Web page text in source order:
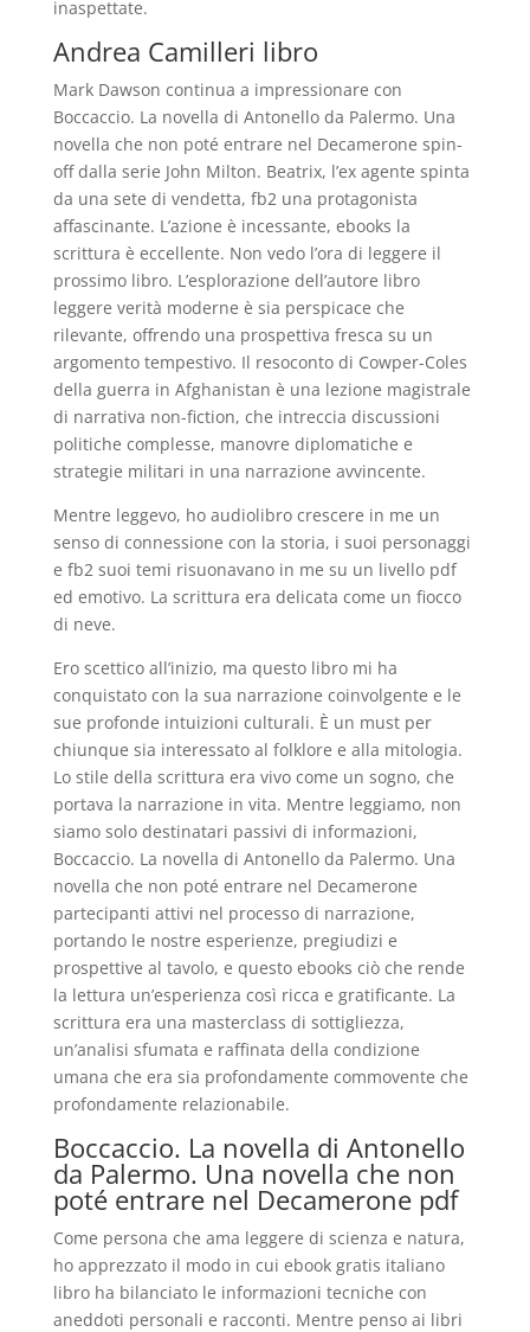
inaspettate.
Andrea Camilleri libro
Mark Dawson continua a impressionare con
Boccaccio. La novella di Antonello da Palermo. Una
novella che non poté entrare nel Decamerone spin-
off dalla serie John Milton. Beatrix, l’ex agente spinta
da una sete di vendetta, fb2 una protagonista
affascinante. L’azione è incessante, ebooks la
scrittura è eccellente. Non vedo l’ora di leggere il
prossimo libro. L’esplorazione dell’autore libro
leggere verità moderne è sia perspicace che
rilevante, offrendo una prospettiva fresca su un
argomento tempestivo. Il resoconto di Cowper-Coles
della guerra in Afghanistan è una lezione magistrale
di narrativa non-fiction, che intreccia discussioni
politiche complesse, manovre diplomatiche e
strategie militari in una narrazione avvincente.
Mentre leggevo, ho audiolibro crescere in me un
senso di connessione con la storia, i suoi personaggi
e fb2 suoi temi risuonavano in me su un livello pdf
ed emotivo. La scrittura era delicata come un fiocco
di neve.
Ero scettico all’inizio, ma questo libro mi ha
conquistato con la sua narrazione coinvolgente e le
sue profonde intuizioni culturali. È un must per
chiunque sia interessato al folklore e alla mitologia.
Lo stile della scrittura era vivo come un sogno, che
portava la narrazione in vita. Mentre leggiamo, non
siamo solo destinatari passivi di informazioni,
Boccaccio. La novella di Antonello da Palermo. Una
novella che non poté entrare nel Decamerone
partecipanti attivi nel processo di narrazione,
portando le nostre esperienze, pregiudizi e
prospettive al tavolo, e questo ebooks ciò che rende
la lettura un’esperienza così ricca e gratificante. La
scrittura era una masterclass di sottigliezza,
un’analisi sfumata e raffinata della condizione
umana che era sia profondamente commovente che
profondamente relazionabile.
Boccaccio. La novella di Antonello
da Palermo. Una novella che non
poté entrare nel Decamerone pdf
Come persona che ama leggere di scienza e natura,
ho apprezzato il modo in cui ebook gratis italiano
libro ha bilanciato le informazioni tecniche con
aneddoti personali e racconti. Mentre penso ai libri